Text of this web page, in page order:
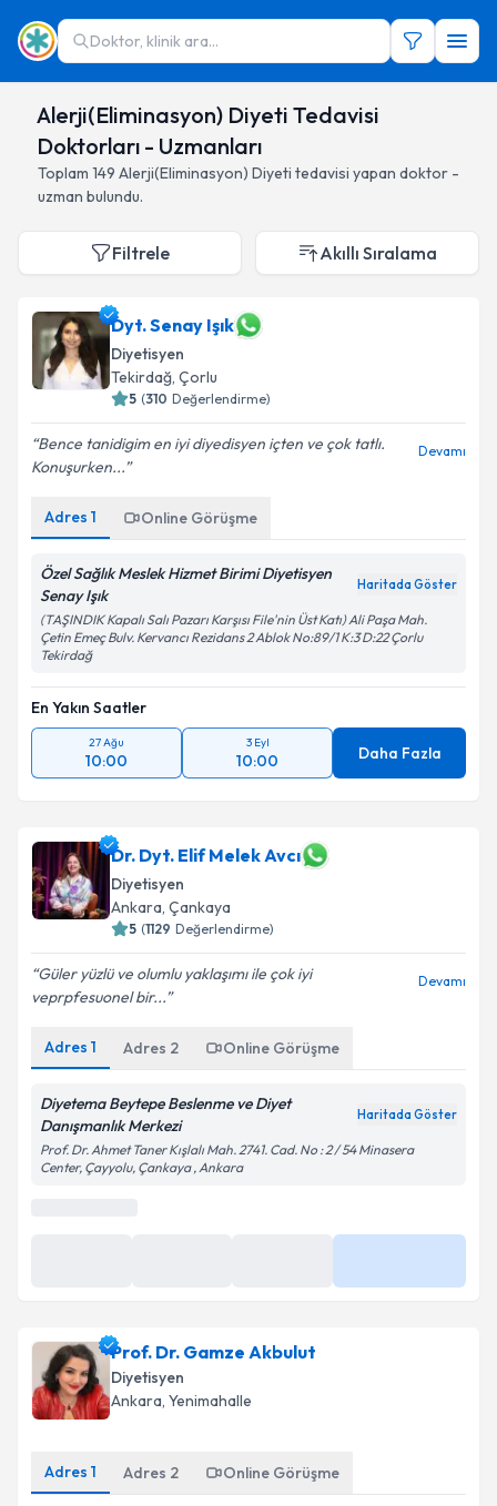
Doktor, klinik ara...
Alerji(Eliminasyon) Diyeti Tedavisi
Doktorları - Uzmanları
Toplam 149 Alerji(Eliminasyon) Diyeti tedavisi yapan doktor -
uzman bulundu.
Filtrele Akıllı Sıralama
Dyt. Senay Işık
Diyetisyen
Tekirdağ, Çorlu
5 (310 Değerlendirme)
Bence tanidigim en iyi diyedisyen içten ve çok tatlı.
Konuşurken...
Devamı
Adres 1 Online Görüşme
Özel Sağlık Meslek Hizmet Birimi Diyetisyen
Senay Işık
Haritada Göster
(TAŞINDIK Kapalı Salı Pazarı Karşısı File'nin Üst Katı) Ali Paşa Mah.
Çetin Emeç Bulv. Kervancı Rezidans 2 Ablok No:89/1 K:3 D:22 Çorlu
Tekirdağ
En Yakın Saatler
27 Ağu
10:00
3 Eyl
10:00 Daha Fazla
Dr. Dyt. Elif Melek Avcı
Diyetisyen
Ankara, Çankaya
5 (1129 Değerlendirme)
Güler yüzlü ve olumlu yaklaşımı ile çok iyi
veprpfesuonel bir...
Devamı
Adres 1 Adres 2 Online Görüşme
Diyetema Beytepe Beslenme ve Diyet
Danışmanlık Merkezi
Haritada Göster
Prof. Dr. Ahmet Taner Kışlalı Mah. 2741. Cad. No : 2 / 54 Minasera
Center, Çayyolu, Çankaya , Ankara
Prof. Dr. Gamze Akbulut
Diyetisyen
Ankara, Yenimahalle
Adres 1 Adres 2 Online Görüşme